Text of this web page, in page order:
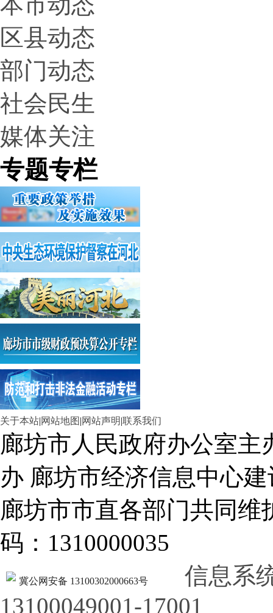
区县动态
部门动态
社会民生
媒体关注
专题专栏
关于本站|网站地图 |网站声明|联系我们
廊坊市人民政府办公室
办 廊坊市经济信息中心建
廊坊市市直各部门共同
码：1310000035
冀公网安备 13100302000663号
信息系
13100049001-17001